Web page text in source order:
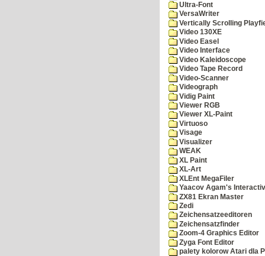
Ultra-Font
VersaWriter
Vertically Scrolling
Video 130XE
Video Easel
Video Interface
Video Kaleidoscope
Video Tape Record
Video-Scanner
Videograph
Vidig Paint
Viewer RGB
Viewer XL-Paint
Virtuoso
Visage
Visualizer
WEAK
XL Paint
XL-Art
XLEnt MegaFiler
Yaacov Agam's
ZX81 Ekran Master
Zedi
Zeichensatzeeditoren
Zeichensatzfinder
Zoom-4 Graphics Editor
Zyga Font Editor
palety kolorow Atari dla